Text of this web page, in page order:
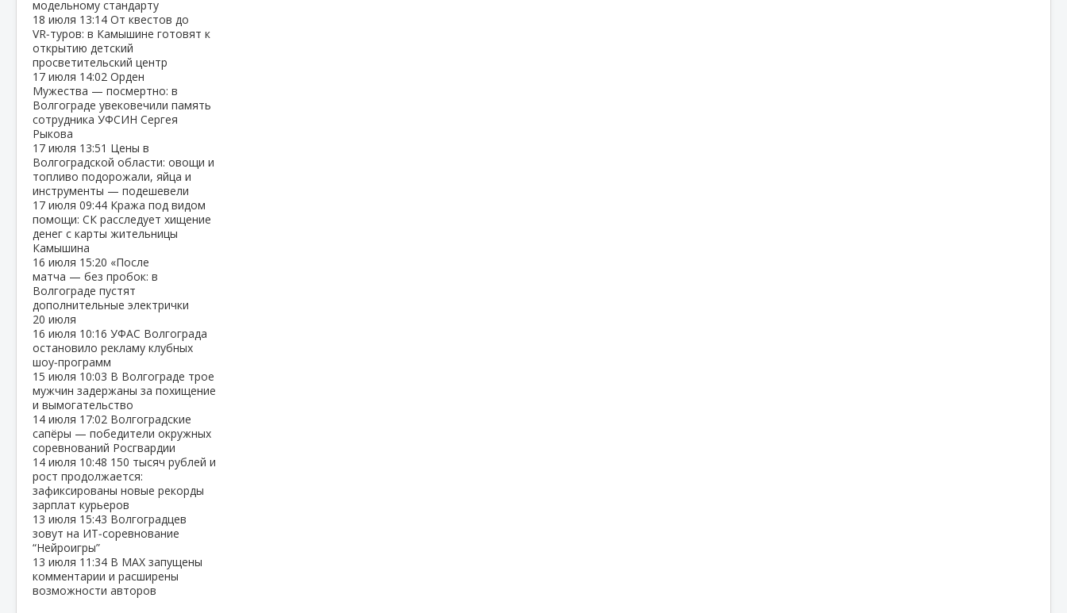
модельному стандарту
18 июля 13:14 От квестов до
VR‑туров: в Камышине готовят к
открытию детский
просветительский центр
17 июля 14:02 Орден
Мужества — посмертно: в
Волгограде увековечили память
сотрудника УФСИН Сергея
Рыкова
17 июля 13:51 Цены в
Волгоградской области: овощи и
топливо подорожали, яйца и
инструменты — подешевели
17 июля 09:44 Кража под видом
помощи: СК расследует хищение
денег с карты жительницы
Камышина
16 июля 15:20 «После
матча — без пробок: в
Волгограде пустят
дополнительные электрички
20 июля
16 июля 10:16 УФАС Волгограда
остановило рекламу клубных
шоу‑программ
15 июля 10:03 В Волгограде трое
мужчин задержаны за похищение
и вымогательство
14 июля 17:02 Волгоградские
сапёры — победители окружных
соревнований Росгвардии
14 июля 10:48 150 тысяч рублей и
рост продолжается:
зафиксированы новые рекорды
зарплат курьеров
13 июля 15:43 Волгоградцев
зовут на ИТ‑соревнование
“Нейроигры”
13 июля 11:34 В МАХ запущены
комментарии и расширены
возможности авторов